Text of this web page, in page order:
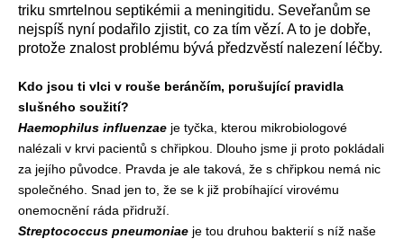
triku smrtelnou septikémii a meningitidu. Seveřanům se
nejspíš nyní podařilo zjistit, co za tím vězí. A to je dobře,
protože znalost problému bývá předzvěstí nalezení léčby.
Kdo jsou ti vlci v rouše beránčím, porušující pravidla
slušného soužití?
Haemophilus influenzae je tyčka, kterou mikrobiologové
nalézali v krvi pacientů s chřipkou. Dlouho jsme ji proto pokládali
za jejího původce. Pravda je ale taková, že s chřipkou nemá nic
společného. Snad jen to, že se k již probíhající virovému
onemocnění ráda přidruží.
Streptococcus pneumoniae je tou druhou bakterií s níž naše